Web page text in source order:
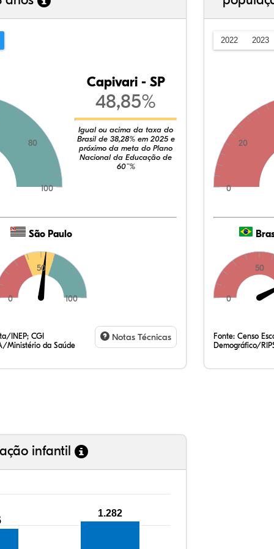
80
100
Capivari - SP
48,85%
Igual ou acima da taxa do
Brasil de 38,28% em 2025 e
próximo da meta do Plano
Nacional da Educação de
60¨%
São Paulo
0
50
100
INEP; CGI
Ministério da Saúde
Notas Técnicas
2022 2023
0
20
0
50
Fonte: Censo
Demográfico/
infantil
1.282